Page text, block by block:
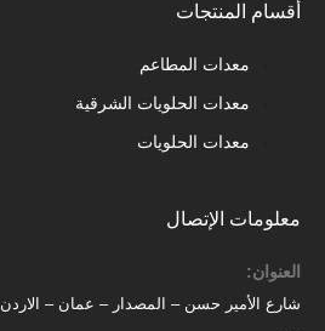
أقسام المنتجات
معدات المطاعم
معدات الحلويات الشرقية
معدات الحلويات
معلومات الإتصال
العنوان:
شارع الأمير حسن – المصدار – عمان – الاردن